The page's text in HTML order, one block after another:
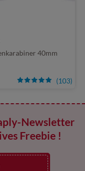
(103)
40mm
Newsletter
Freebie !